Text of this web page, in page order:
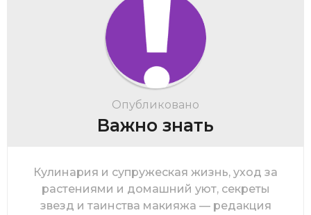
Опубликовано
Важно знать
Кулинария и супружеская жизнь, уход за
растениями и домашний уют, секреты
звезд и таинства макияжа — редакция